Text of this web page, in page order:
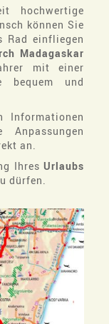
hochwertige
können Sie
Rad einfliegen
Madagaskar
mit einer
bequem und
Informationen
an.
Ihres Urlaubs
dürfen.